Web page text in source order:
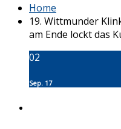
Home
19. Wittmunder
am Ende lockt das
02
Sep. 17